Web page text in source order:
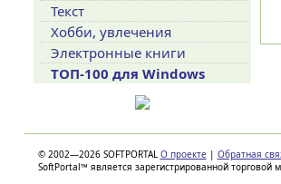
Текст
Хобби, увлечения
Электронные книги
ТОП-100 для Windows
© 2002—2026 SOFTPORTAL О проекте | Обратная
SoftPortal™ является зарегистрированной